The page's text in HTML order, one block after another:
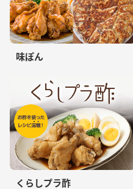
味ぽん
くらしプラ酢